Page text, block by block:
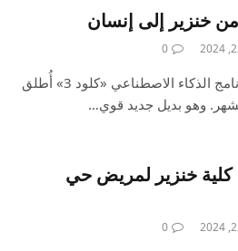
خنزير إلى إنسان
0
تعرف على مزايا ونقائص برنامج الذكاء الاصطناعي «كلود 3» أُطلق
كلية خنزير لمريض حي
0